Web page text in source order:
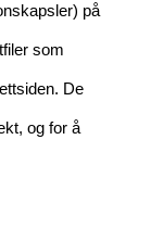
på
som
De
og for å